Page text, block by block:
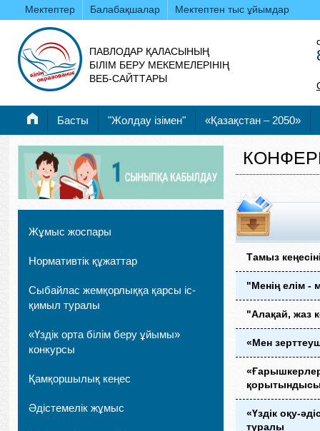
Мектептер Балабақшалар Мектептен тыс ұйымдар
ПАВЛОДАР ҚАЛАСЫНЫҢ
БІЛІМ БЕРУ МЕКЕМЕЛЕРІНІҢ
ВЕБ-САЙТТАРЫ
Басты "Жолдау ізімен" «Қазақстан – 2050»
Жұмыс жоспары
Нормативтік құжаттар
Сыбайлас жемқорлыққа қарсы іс-
қимыл туралы
«Үздік орта білім беру ұйымы»
конкурсы
Қамқоршылық кеңес
Әдістемелік жұмыс
Тамыз
"Менің елім
"Алақай, жаз
«Мен
«Үздік оқу-
туралы